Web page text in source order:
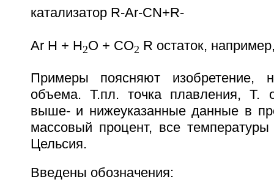
катализатор R-Ar-CN+R-
Ar H + H2O + CO2 R остаток,
Примеры поясняют изобретение,
объема. Т.пл. точка плавления, Т.
выше- и нижеуказанные данные в
массовый процент, все
Цельсия.
Введены обозначения: